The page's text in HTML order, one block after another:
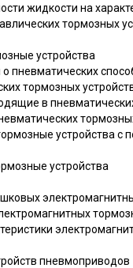
жидкости на
тормозных
устройства
о пневматических
тормозных
в
устройства с
устройства
пневмоприводов